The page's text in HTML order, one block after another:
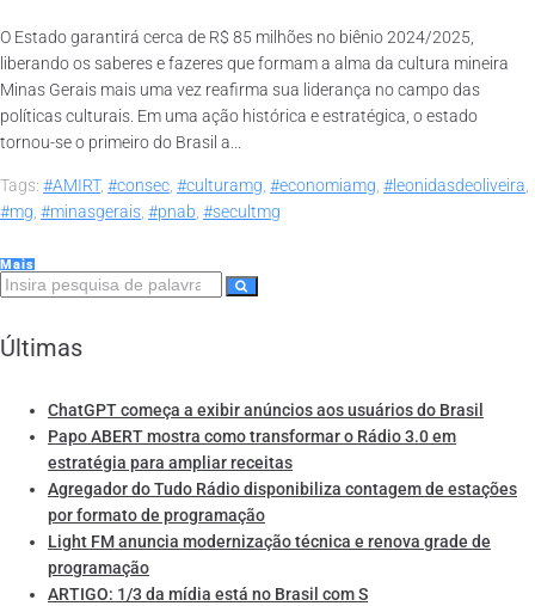
O Estado garantirá cerca de R$ 85 milhões no biênio 2024/2025,
liberando os saberes e fazeres que formam a alma da cultura mineira
Minas Gerais mais uma vez reafirma sua liderança no campo das
políticas culturais. Em uma ação histórica e estratégica, o estado
tornou-se o primeiro do Brasil a...
Tags: #AMIRT, #consec, #culturamg, #economiamg, #leonidasdeoliveira,
#mg, #minasgerais, #pnab, #secultmg
Mais
Últimas
ChatGPT começa a exibir anúncios aos usuários do Brasil
Papo ABERT mostra como transformar o Rádio 3.0 em
estratégia para ampliar receitas
Agregador do Tudo Rádio disponibiliza contagem de estações
por formato de programação
Light FM anuncia modernização técnica e renova grade de
programação
ARTIGO: 1/3 da mídia está no Brasil com S